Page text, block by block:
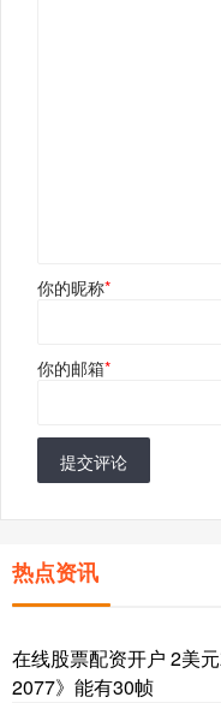
你的昵称*
你的邮箱*
提交评论
热点资讯
在线股票配资开户 2美
2077》能有30帧